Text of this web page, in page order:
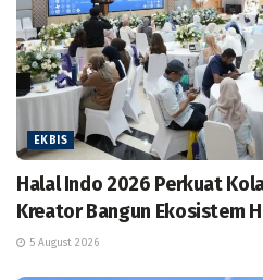
EKBIS
Halal Indo 2026 Perkuat
Kreator Bangun Ekosistem
5 August 2026